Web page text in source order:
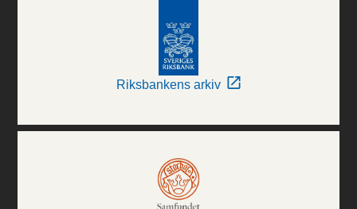
Riksbankens arkiv